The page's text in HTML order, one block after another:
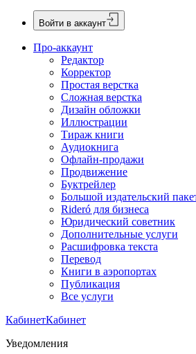
Войти в аккаунт
Про-аккаунт
Редактор
Корректор
Простая верстка
Сложная верстка
Дизайн обложки
Иллюстрации
Тираж книги
Аудиокнига
Офлайн-продажи
Продвижение
Буктрейлер
Большой издательский
Rideró для бизнеса
Юридический советник
Дополнительные услуги
Расшифровка текста
Перевод
Книги в аэропортах
Публикация
Все услуги
КабинетКабинет
Уведомления